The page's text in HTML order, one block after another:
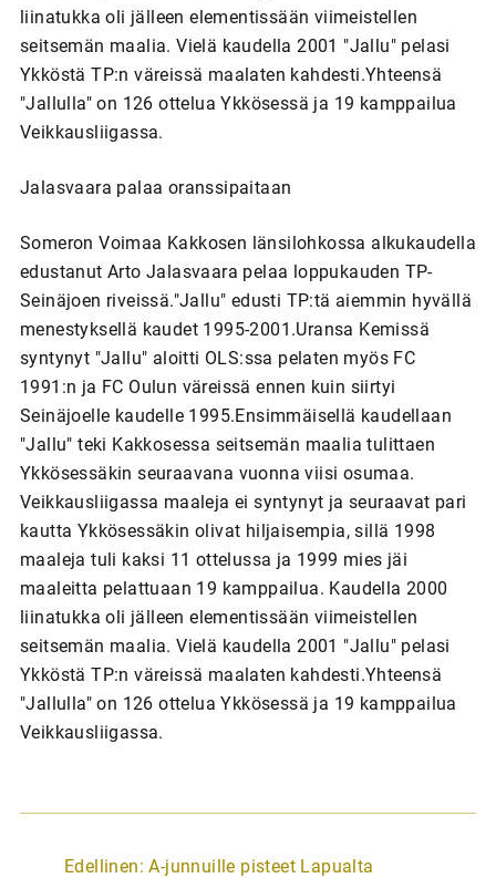
liinatukka oli jälleen elementissään viimeistellen
seitsemän maalia. Vielä kaudella 2001 "Jallu" pelasi
Ykköstä TP:n väreissä maalaten kahdesti.Yhteensä
"Jallulla" on 126 ottelua Ykkösessä ja 19 kamppailua
Veikkausliigassa.
Jalasvaara palaa oranssipaitaan
Someron Voimaa Kakkosen länsilohkossa alkukaudella
edustanut Arto Jalasvaara pelaa loppukauden TP-
Seinäjoen riveissä."Jallu" edusti TP:tä aiemmin hyvällä
menestyksellä kaudet 1995-2001.Uransa Kemissä
syntynyt "Jallu" aloitti OLS:ssa pelaten myös FC
1991:n ja FC Oulun väreissä ennen kuin siirtyi
Seinäjoelle kaudelle 1995.Ensimmäisellä kaudellaan
"Jallu" teki Kakkosessa seitsemän maalia tulittaen
Ykkösessäkin seuraavana vuonna viisi osumaa.
Veikkausliigassa maaleja ei syntynyt ja seuraavat pari
kautta Ykkösessäkin olivat hiljaisempia, sillä 1998
maaleja tuli kaksi 11 ottelussa ja 1999 mies jäi
maaleitta pelattuaan 19 kamppailua. Kaudella 2000
liinatukka oli jälleen elementissään viimeistellen
seitsemän maalia. Vielä kaudella 2001 "Jallu" pelasi
Ykköstä TP:n väreissä maalaten kahdesti.Yhteensä
"Jallulla" on 126 ottelua Ykkösessä ja 19 kamppailua
Veikkausliigassa.
A
Edellinen: A-junnuille pisteet Lapualta